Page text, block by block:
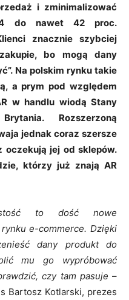
i zminimalizować
do nawet 42 proc.
znacznie szybciej
bo mogą dany
Na polskim rynku takie
a prym pod względem
w handlu wiodą Stany
Rozszerzoną
jednak coraz szersze
jej od sklepów.
którzy już znają AR
to dość nowe
e-commerce. Dzięki
dany produkt do
mu go wypróbować
czy tam pasuje –
Bartosz Kotlarski, prezes